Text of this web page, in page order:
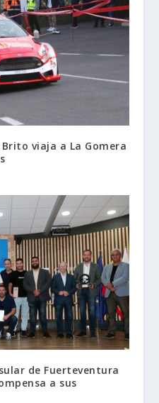
viaja a La Gomera
de Fuerteventura
a sus